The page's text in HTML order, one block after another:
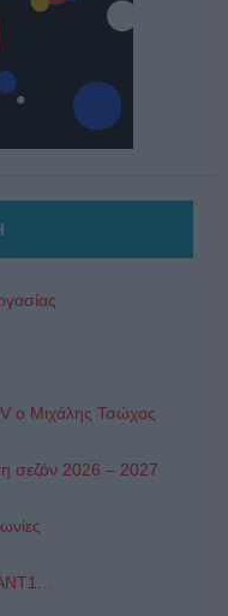
o Μιχάλης Τσώχος
σεζόν 2026 – 2027